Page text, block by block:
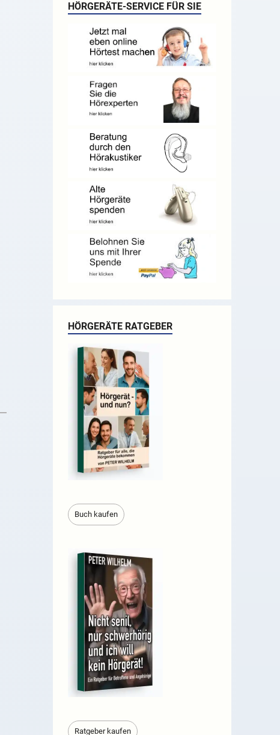
HÖRGERÄTE-SERVICE FÜR SIE
HÖRGERÄTE RATGEBER
Buch kaufen
Ratgeber kaufen